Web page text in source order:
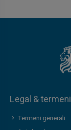
Legal & termeni
Termeni generali